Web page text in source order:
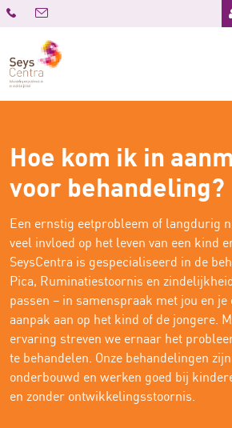
Hoe kom ik in
voor behandeling?
Een ernstig eetprobleem of langdurig
veel invloed op het leven van een kind
SeysCentra is gespecialiseerd in de
Pica, Ruminatiestoornis en
passen – in samenspraak met jou en je
aanpak aan op het kind of de jongere.
ervaring streven we ernaar het
te behandelen. Onze behandelingen
onderbouwd en werken goed bij
en zonder ontwikkelingsstoornis.